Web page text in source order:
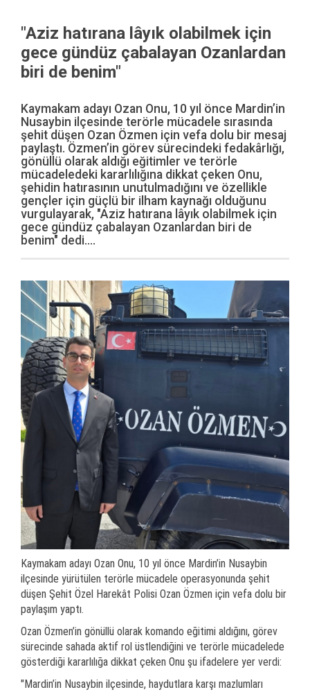
"Aziz hatırana lâyık olabilmek için
gece gündüz çabalayan Ozanlardan
biri de benim"
Kaymakam adayı Ozan Onu, 10 yıl önce Mardin’in
Nusaybin ilçesinde terörle mücadele sırasında
şehit düşen Ozan Özmen için vefa dolu bir mesaj
paylaştı. Özmen’in görev sürecindeki fedakârlığı,
gönüllü olarak aldığı eğitimler ve terörle
mücadeledeki kararlılığına dikkat çeken Onu,
şehidin hatırasının unutulmadığını ve özellikle
gençler için güçlü bir ilham kaynağı olduğunu
vurgulayarak, "Aziz hatırana lâyık olabilmek için
gece gündüz çabalayan Ozanlardan biri de
benim" dedi....
Kaymakam adayı Ozan Onu, 10 yıl önce Mardin’in Nusaybin
ilçesinde yürütülen terörle mücadele operasyonunda şehit
düşen Şehit Özel Harekât Polisi Ozan Özmen için vefa dolu bir
paylaşım yaptı.
Ozan Özmen’in gönüllü olarak komando eğitimi aldığını, görev
sürecinde sahada aktif rol üstlendiğini ve terörle mücadelede
gösterdiği kararlılığa dikkat çeken Onu şu ifadelere yer verdi:
"Mardin’in Nusaybin ilçesinde, haydutlara karşı mazlumları